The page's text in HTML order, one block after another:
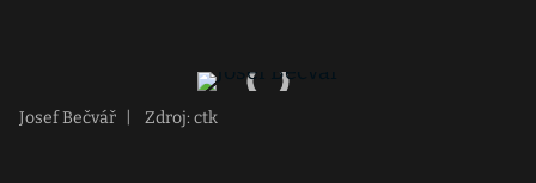
Josef Bečvář Zdroj: ctk